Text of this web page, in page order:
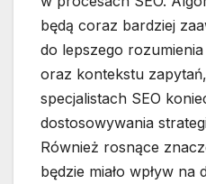
będą coraz bardziej
do lepszego
oraz kontekstu
specjalistach SEO
dostosowywania
Również rosnące
będzie miało wpływ na